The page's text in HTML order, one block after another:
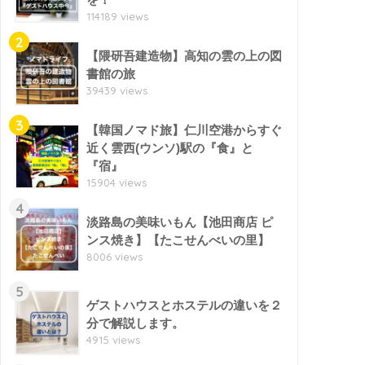
114189 views
2
【隈研吾建造物】高知の雲の上の図
書館の旅
39439 views
3
【韓国ノマド旅】仁川空港からすぐ
近く雲西(ウンソ)駅の『食』と
『宿』
15904 views
4
淡路島の美味いもん【池田商店 ピ
ンス焼き】【たこせんべいの里】
8006 views
5
ゲストハウスとホステルの違いを２
分で解説します。
4915 views